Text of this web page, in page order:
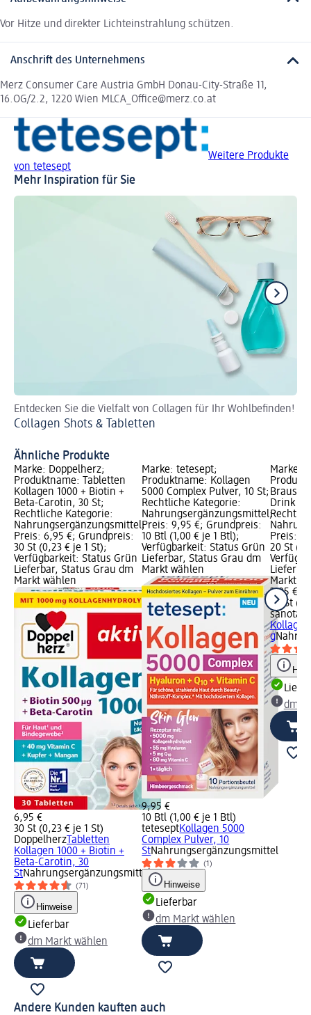
Vor Hitze und direkter Lichteinstrahlung schützen.
Anschrift des Unternehmens
Merz Consumer Care Austria GmbH Donau-City-Straße 11,
16.OG/2.2, 1220 Wien MLCA_Office@merz.co.at
Weitere Produkte
von tetesept
Mehr Inspiration für Sie
Entdecken Sie die Vielfalt von Collagen für Ihr Wohlbefinden!
Collagen Shots & Tabletten
Ähnliche Produkte
Marke: Doppelherz;
Produktname: Tabletten
Kollagen 1000 + Biotin +
Beta-Carotin, 30 St;
Rechtliche Kategorie:
Nahrungsergänzungsmittel;
Preis: 6,95 €; Grundpreis:
30 St (0,23 € je 1 St);
Verfügbarkeit: Status Grün
Lieferbar, Status Grau dm
Markt wählen
6,95 €
30 St (0,23 € je 1 St)
Doppelherz Tabletten
Kollagen 1000 + Biotin +
Beta-Carotin, 30
StNahrungsergänzungsmittel
(71)
Hinweise
Lieferbar
dm Markt wählen
Marke: tetesept;
Produktname: Kollagen
5000 Complex Pulver, 10 St;
Rechtliche Kategorie:
Nahrungsergänzungsmittel;
Preis: 9,95 €; Grundpreis:
10 Btl (1,00 € je 1 Btl);
Verfügbarkeit: Status Grün
Lieferbar, Status Grau dm
Markt wählen
9,95 €
10 Btl (1,00 € je 1 Btl)
teteseptKollagen 5000
Complex Pulver, 10
StNahrungsergänzungsmittel
(1)
Hinweise
Lieferbar
dm Markt wählen
Marke:
Drink
Preis:
20 St
Markt
3,95 €
20 St
sanotact
g
dm
Andere Kunden kauften auch